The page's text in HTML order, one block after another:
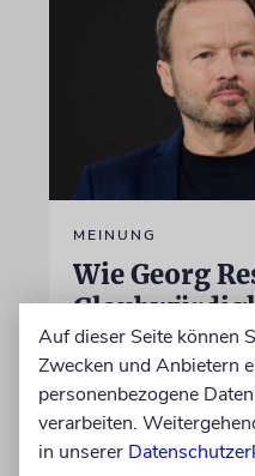
MEINUNG
Wie Georg
untergräbt
Nach dem X-Post
Felix Schotland,
Gemeinde Köln, an
Auf dieser Seite können
Zwecken und Anbietern
personenbezogene
verarbeiten.
in unserer